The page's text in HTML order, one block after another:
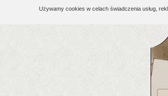
Używamy cookies w celach świadczenia usług,